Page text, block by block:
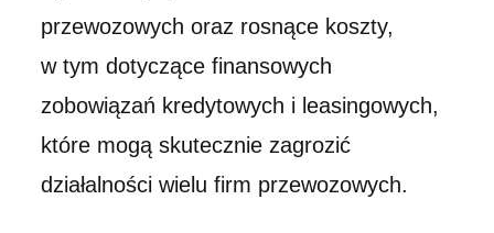
przewozowych oraz rosnące koszty,
w tym dotyczące finansowych
zobowiązań kredytowych i leasingowych,
które mogą skutecznie zagrozić
działalności wielu firm przewozowych.